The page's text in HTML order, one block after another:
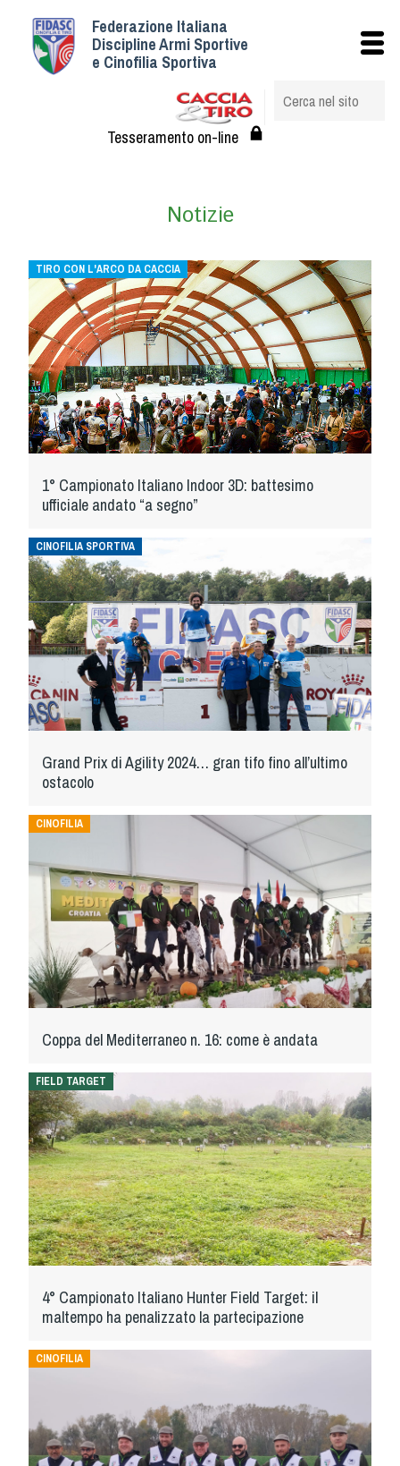
Federazione Italiana
Discipline Armi Sportive
e Cinofilia Sportiva
Tesseramento on-line
Notizie
TIRO CON L'ARCO DA CACCIA
1° Campionato Italiano Indoor 3D: battesimo
ufficiale andato “a segno”
CINOFILIA SPORTIVA
Grand Prix di Agility 2024… gran tifo fino all’ultimo
ostacolo
CINOFILIA
Coppa del Mediterraneo n. 16: come è andata
FIELD TARGET
4° Campionato Italiano Hunter Field Target: il
maltempo ha penalizzato la partecipazione
CINOFILIA
Istituzionale
Struttura
Albo Veterinari federali
Statuto e Regolamenti
Federazione Trasparente
Assicurazione
Convenzioni
Società
Tesserati
Albo Fornitori
Referenti e gruppi di lavoro regionali
Scuole Federali
Tecnici
Direttori di Gara
Calendario Manifestazioni
Organi di Giustizia - Dispositivi
Modelli e moduli
Albo Atleti Cinofili
Guida Locandine Ufficiali
Tiro di Campagna
English e Training Sporting
Tiro a Palla
Tiro con l'arco da caccia
Field Target
Paintball
Softair
Agility
DiscDog
Dog Balance
Dog Trail
Dog Triathlon
Hoopers
Mantrailing
Nosework
Obedience
Rally Obedience
Ricerca Tartufo
Sheepdog
Sport acquatici